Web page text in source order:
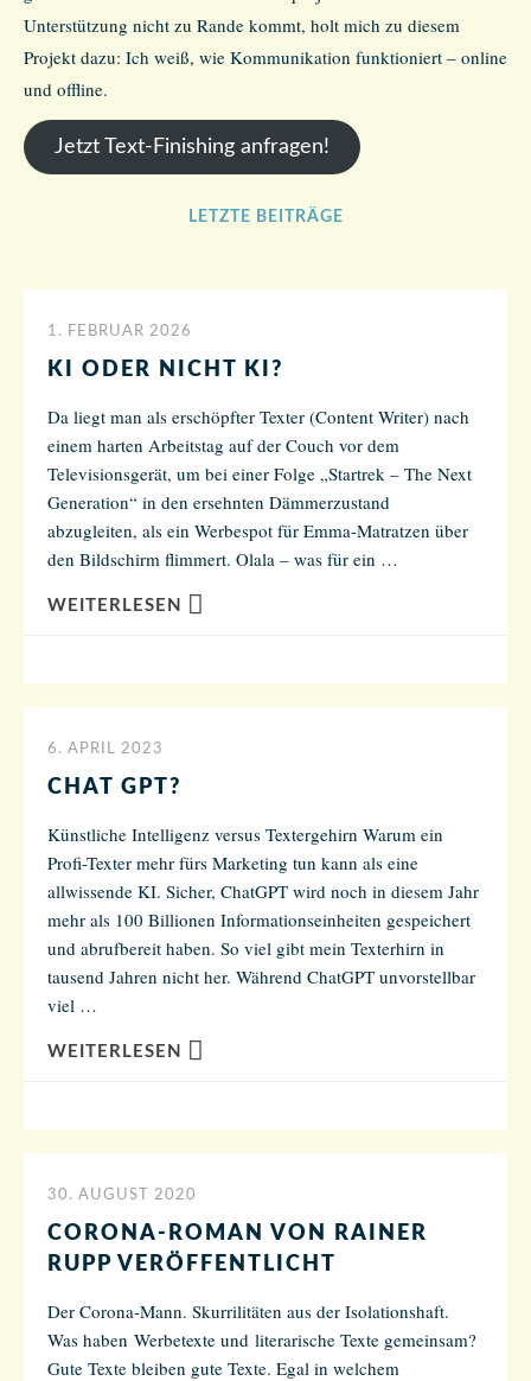
Unterstützung nicht zu Rande kommt, holt mich zu diesem
Projekt dazu: Ich weiß, wie Kommunikation funktioniert – online
und offline.
Jetzt Text-Finishing anfragen!
LETZTE BEITRÄGE
1. FEBRUAR 2026
KI ODER NICHT KI?
Da liegt man als erschöpfter Texter (Content Writer) nach
einem harten Arbeitstag auf der Couch vor dem
Televisionsgerät, um bei einer Folge „Startrek – The Next
Generation“ in den ersehnten Dämmerzustand
abzugleiten, als ein Werbespot für Emma-Matratzen über
den Bildschirm flimmert. Olala – was für ein …
WEITERLESEN
6. APRIL 2023
CHAT GPT?
Künstliche Intelligenz versus Textergehirn Warum ein
Profi-Texter mehr fürs Marketing tun kann als eine
allwissende KI. Sicher, ChatGPT wird noch in diesem Jahr
mehr als 100 Billionen Informationseinheiten gespeichert
und abrufbereit haben. So viel gibt mein Texterhirn in
tausend Jahren nicht her. Während ChatGPT unvorstellbar
viel …
WEITERLESEN
30. AUGUST 2020
CORONA-ROMAN VON RAINER
RUPP VERÖFFENTLICHT
Der Corona-Mann. Skurrilitäten aus der Isolationshaft.
Was haben Werbetexte und literarische Texte gemeinsam?
Gute Texte bleiben gute Texte. Egal in welchem